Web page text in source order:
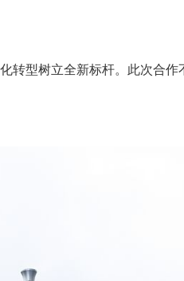
也展现了无忧传媒通过
链”两大核心能力相互耦